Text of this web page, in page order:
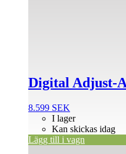
Digital Adjust-
8.599 SEK
I lager
Kan skickas idag
Lägg till i vagn